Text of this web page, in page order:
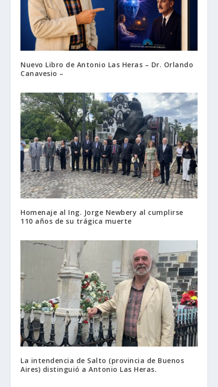
Nuevo Libro de Antonio Las Heras – Dr. Orlando
Canavesio –
Homenaje al Ing. Jorge Newbery al cumplirse
110 años de su trágica muerte
La intendencia de Salto (provincia de Buenos
Aires) distinguió a Antonio Las Heras.